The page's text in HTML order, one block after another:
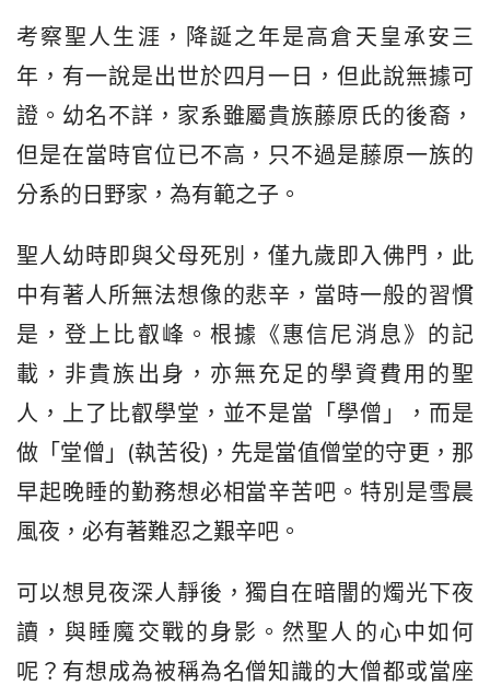
考察聖人生涯，降誕之年是高倉天皇承安三
年，有一說是出世於四月一日，但此說無據可
證。幼名不詳，家系雖屬貴族藤原氏的後裔，
但是在當時官位已不高，只不過是藤原一族的
分系的日野家，為有範之子。
聖人幼時即與父母死別，僅九歲即入佛門，此
中有著人所無法想像的悲辛，當時一般的習慣
是，登上比叡峰。根據《惠信尼消息》的記
載，非貴族出身，亦無充足的學資費用的聖
人，上了比叡學堂，並不是當「學僧」，而是
做「堂僧」(執苦役)，先是當值僧堂的守更，那
早起晚睡的勤務想必相當辛苦吧。特別是雪晨
風夜，必有著難忍之艱辛吧。
可以想見夜深人靜後，獨自在暗闇的燭光下夜
讀，與睡魔交戰的身影。然聖人的心中如何
呢？有想成為被稱為名僧知識的大僧都或當座